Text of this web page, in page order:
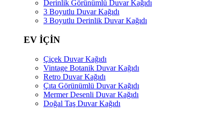
Derinlik Görünümlü Duvar Kağıdı
3 Boyutlu Duvar Kağıdı
3 Boyutlu Derinlik Duvar Kağıdı
EV İÇİN
Çiçek Duvar Kağıdı
Vintage Botanik Duvar Kağıdı
Retro Duvar Kağıdı
Çıta Görünümlü Duvar Kağıdı
Mermer Desenli Duvar Kağıdı
Doğal Taş Duvar Kağıdı